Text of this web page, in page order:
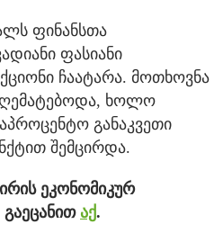
ფინანსთა
ფასიანი
ჩაატარა. მოთხოვნა
ხოლო
განაკვეთი
შემცირდა.
ეკონომიკურ
აქ.